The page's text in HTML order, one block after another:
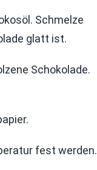
Schmelze
glatt ist.
Schokolade.
fest werden.